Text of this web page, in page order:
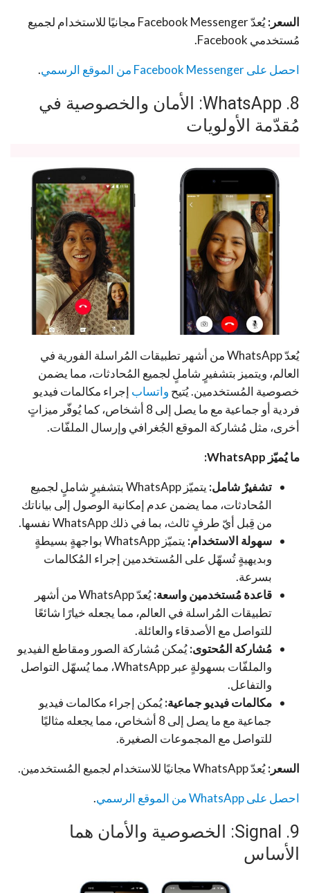
السعر:
يُعدّ Facebook Messenger مجانيًا للاستخدام لجميع
مُستخدمي Facebook.
احصل على Facebook Messenger من الموقع الرسمي .
8. WhatsApp: الأمان والخصوصية في
مُقدّمة الأولويات
يُعدّ WhatsApp من أشهر تطبيقات المُراسلة الفورية في
العالم، ويتميز بتشفيرٍ شاملٍ لجميع المُحادثات، مما يضمن
خصوصية المُستخدمين. يُتيح واتساب إجراء مكالمات فيديو
فردية أو جماعية مع ما يصل إلى 8 أشخاص، كما يُوفّر ميزاتٍ
أخرى، مثل مُشاركة الموقع الجُغرافي وإرسال الملفّات.
ما يُميّز WhatsApp:
تشفيرٌ شامل:
يتميّز WhatsApp بتشفيرٍ شاملٍ لجميع
المُحادثات، مما يضمن عدم إمكانية الوصول إلى بياناتك
من قِبل أيّ طرفٍ ثالث، بما في ذلك WhatsApp نفسها.
سهولة الاستخدام:
يتميّز WhatsApp بواجهةٍ بسيطةٍ
وبديهيةٍ تُسهّل على المُستخدمين إجراء المُكالمات
بسرعة.
قاعدة مُستخدمين واسعة:
يُعدّ WhatsApp من أشهر
تطبيقات المُراسلة في العالم، مما يجعله خيارًا شائعًا
للتواصل مع الأصدقاء والعائلة.
مُشاركة المُحتوى:يُمكن مُشاركة الصور ومقاطع الفيديو
والملفّات بسهولةٍ عبر WhatsApp، مما يُسهّل التواصل
والتفاعل.
مكالمات فيديو جماعية:يُمكن إجراء مكالمات فيديو
جماعية مع ما يصل إلى 8 أشخاص، مما يجعله مثاليًا
للتواصل مع المجموعات الصغيرة.
السعر:يُعدّ WhatsApp مجانيًا للاستخدام لجميع المُستخدمين.
احصل على WhatsApp من الموقع الرسمي .
9. Signal: الخصوصية والأمان هما
الأساس